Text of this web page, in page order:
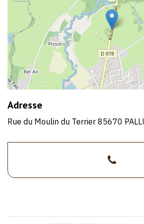
Adresse
Rue du Moulin du Terrier 85670
1/1